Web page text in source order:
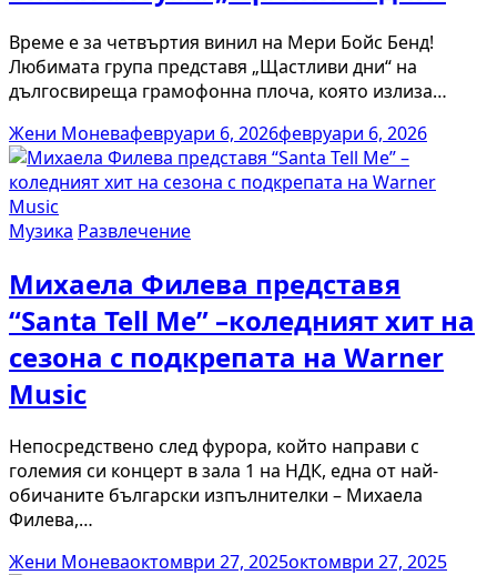
Време е за четвъртия винил на Мери Бойс Бенд!
Любимата група представя „Щастливи дни“ на
дългосвиреща грамофонна плоча, която излиза…
Жени Моневафевруари 6, 2026февруари 6, 2026
Музика Развлечение
Михаела Филева представя
“Santa Tell Me” –коледният хит на
сезона с подкрепата на Warner
Music
Непосредствено след фурора, който направи с
големия си концерт в зала 1 на НДК, една от най-
обичаните български изпълнителки – Михаела
Филева,…
Жени Моневаоктомври 27, 2025октомври 27, 2025